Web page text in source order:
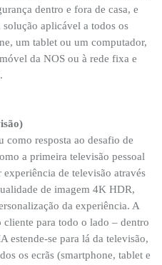
dentro e fora de casa, e
aplicável a todos os
um tablet ou um computador,
da NOS ou à rede fixa e
como resposta ao desafio de
a primeira televisão pessoal
de televisão através
de imagem 4K HDR,
da experiência. A
para todo o lado – dentro
estende-se para lá da televisão,
os ecrãs (smartphone, tablet e